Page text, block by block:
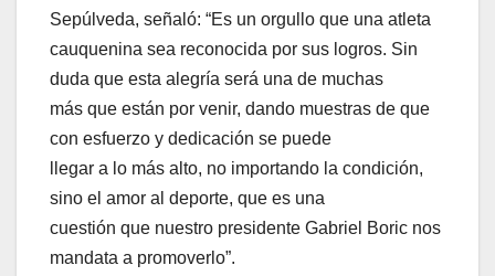
Sepúlveda, señaló: “Es un orgullo que una atleta
cauquenina sea reconocida por sus logros. Sin
duda que esta alegría será una de muchas
más que están por venir, dando muestras de que
con esfuerzo y dedicación se puede
llegar a lo más alto, no importando la condición,
sino el amor al deporte, que es una
cuestión que nuestro presidente Gabriel Boric nos
mandata a promoverlo”.